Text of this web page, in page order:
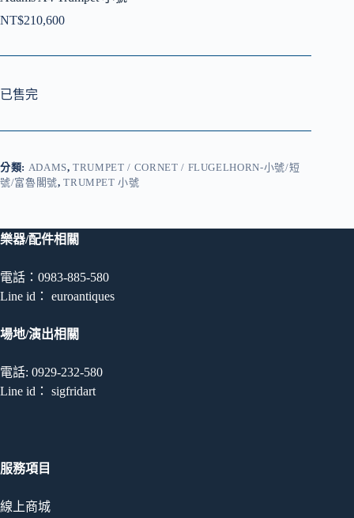
NT$210,600
已售完
分類: ADAMS,TRUMPET / CORNET / FLUGELHORN-小號/短
號/富魯閣號,TRUMPET 小號
樂器/配件相關
電話：0983-885-580
Line id： euroantiques
場地/演出相關
電話: 0929-232-580
Line id： sigfridart
服務項目
線上商城